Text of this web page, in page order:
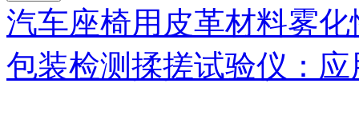
汽车座椅用皮革材料雾
包装检测揉搓试验仪：